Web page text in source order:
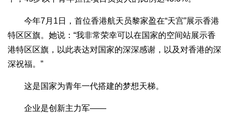
今年7月1日，首位香港航天员黎家盈在“天宫”展示香港
特区区旗。她说：“我非常荣幸可以在国家的空间站展示香
港特区区旗，以此表达对国家的深深感谢，以及对香港的深
深祝福。”
这是国家为青年一代搭建的梦想天梯。
企业是创新主力军——